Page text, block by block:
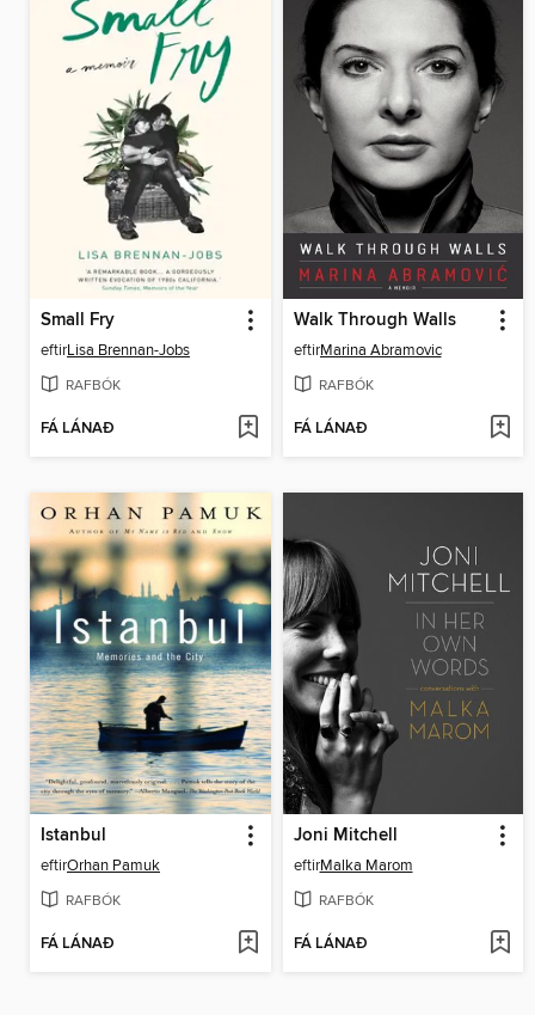
Small Fry
eftirLisa Brennan-Jobs
RAFBÓK
FÁ LÁNAÐ
Walk Through Walls
eftirMarina Abramovic
RAFBÓK
FÁ LÁNAÐ
Istanbul
eftirOrhan Pamuk
RAFBÓK
FÁ LÁNAÐ
Joni Mitchell
eftirMalka Marom
RAFBÓK
FÁ LÁNAÐ